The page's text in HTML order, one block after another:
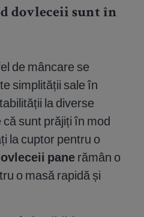
dovleceii sunt în
de mâncare se
simplității sale în
la diverse
sunt prăjiți în mod
la cuptor pentru o
pane rămân o
o masă rapidă și